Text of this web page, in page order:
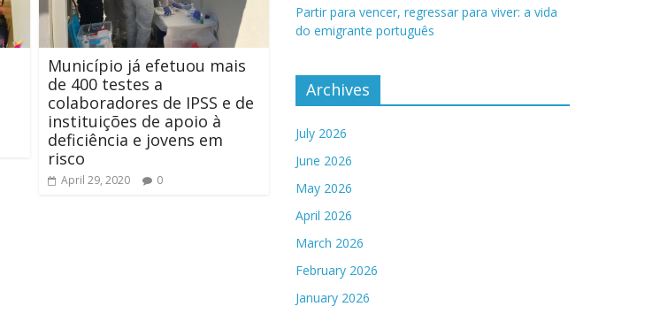
Município já efetuou mais
de 400 testes a
colaboradores de IPSS e de
instituições de apoio à
deficiência e jovens em
risco
April 29, 2020 0
Partir para vencer, regressar para viver: a vida
do emigrante português
Archives
July 2026
June 2026
May 2026
April 2026
March 2026
February 2026
January 2026